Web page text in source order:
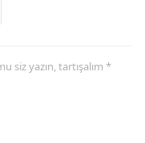
siz yazın, tartışalım *